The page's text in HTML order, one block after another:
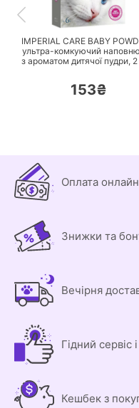
ПЕРЕЙТИ
IMPERIAL CARE BABY
ультра-комкуючий
з ароматом дитячої пудри, 2
153₴
Оплата онлайн
Знижки та
Вечірня
Гідний сервіс
Кешбек з